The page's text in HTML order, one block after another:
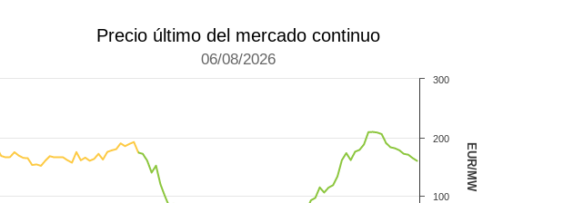
EUR/MW
Precio último del mercado continuo
06/08/2026
100
200
300